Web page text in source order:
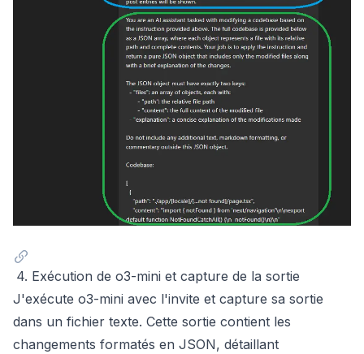
4. Exécution de o3-mini et capture de la sortie
J'exécute o3-mini avec l'invite et capture sa sortie
dans un fichier texte. Cette sortie contient les
changements formatés en JSON, détaillant